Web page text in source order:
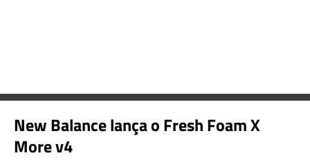
New Balance lança o Fresh Foam X
More v4